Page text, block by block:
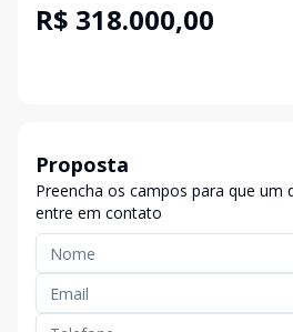
R$ 318.000,00
Proposta
Preencha os campos para que um
entre em contato